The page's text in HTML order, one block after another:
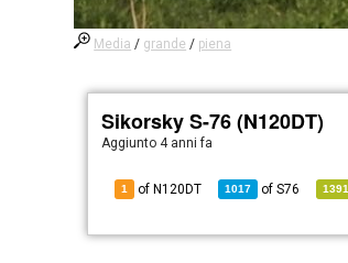
Media / grande / piena
Sikorsky S-76 (N120DT)
Aggiunto 4 anni fa
1 of N120DT 1017 ofS76 1391